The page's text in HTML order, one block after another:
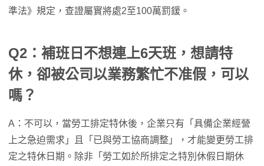
準法》規定，查證屬實將處2至100萬罰鍰。
Q2：補班日不想連上6天班，想請特
休，卻被公司以業務繁忙不准假，可以
嗎？
A：不可以，當勞工排定特休後，企業只有「具備企業經營
上之急迫需求」且「已與勞工協商調整」，才能變更勞工排
定之特休日期。除非「勞工如於所排定之特別休假日期休